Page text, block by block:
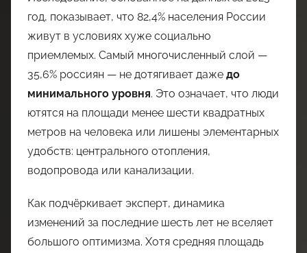
год, показывает, что 82,4% населения России
живут в условиях хуже социально
приемлемых. Самый многочисленный слой —
35,6% россиян — не дотягивает даже до
минимального уровня. Это означает, что люди
ютятся на площади менее шести квадратных
метров на человека или лишены элементарных
удобств: центрального отопления,
водопровода или канализации.
Как подчёркивает эксперт, динамика
изменений за последние шесть лет не вселяет
большого оптимизма. Хотя средняя площадь